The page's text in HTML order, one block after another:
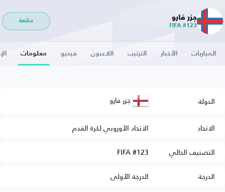
جزر فارو
FIFA #123
متابعة
المباريات الأخبار الترتيب اللاعبون فيديو معلومات
الدولة جزر فارو
الاتحاد
الاتحاد الأوروبي لكرة القدم
التصنيف الحالي
FIFA #123
الدرجة
الدرجة الأولى